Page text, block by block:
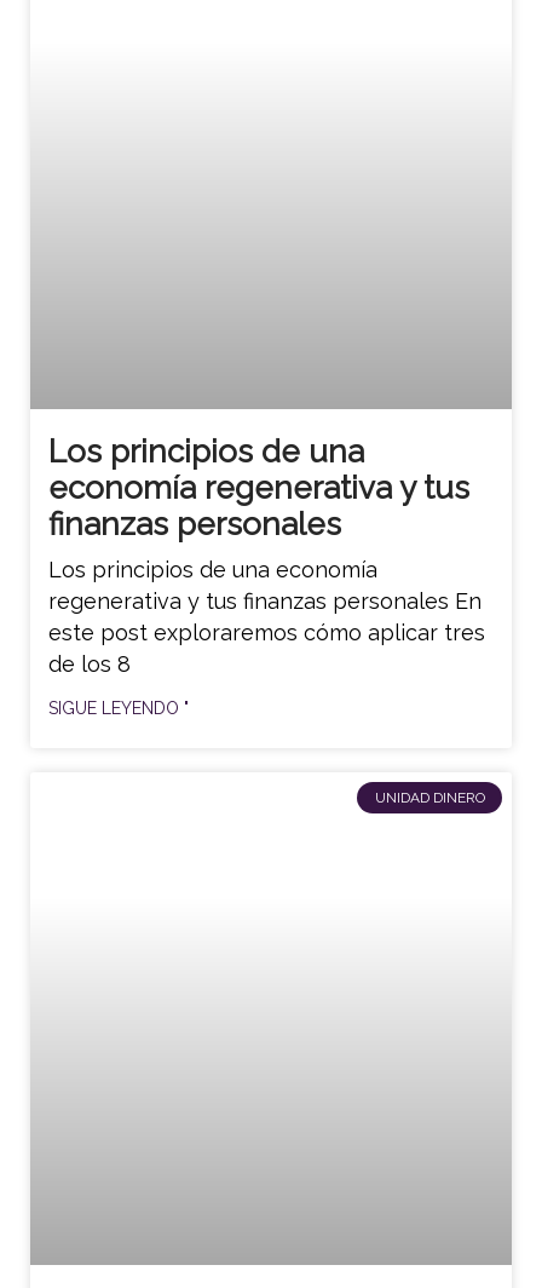
Los principios de una
economía regenerativa y tus
finanzas personales
Los principios de una economía
regenerativa y tus finanzas personales En
este post exploraremos cómo aplicar tres
de los 8
SIGUE LEYENDO "
UNIDAD DINERO